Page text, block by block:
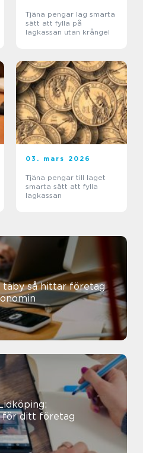
Tjäna pengar lag smarta
sätt att fylla på
lagkassan utan krångel
03. mars 2026
Tjäna pengar till laget
smarta sätt att fylla
lagkassan
företag
för ditt företag